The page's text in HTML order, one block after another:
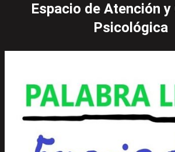
Espacio de Atención
Psicológica